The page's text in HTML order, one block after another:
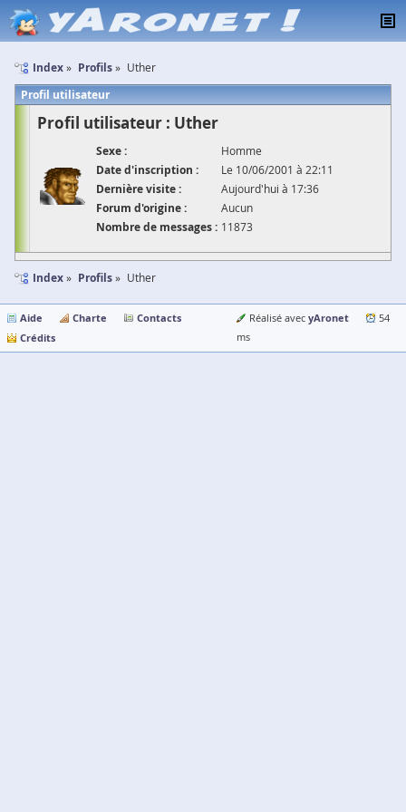
Index Profils Uther
Profil utilisateur
Profil utilisateur : Uther
Sexe : Homme
Date d'inscription : Le 10/06/2001 à 22:11
Dernière visite : Aujourd'hui à 17:36
Forum d'origine : Aucun
Nombre de messages : 11873
Index Profils Uther
Aide Charte
Contacts
Crédits
Réalisé avec yAronet
54
ms